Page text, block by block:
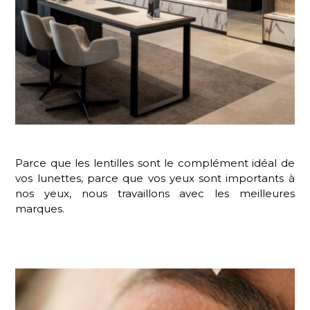
Parce que les lentilles sont le complément idéal de
vos lunettes, parce que vos yeux sont importants à
nos yeux, nous travaillons avec les meilleures
marques.